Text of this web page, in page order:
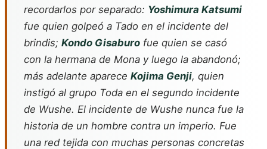
recordarlos por separado: Yoshimura Katsumi
fue quien golpeó a Tado en el incidente del
brindis; Kondo Gisaburo fue quien se casó
con la hermana de Mona y luego la abandonó;
más adelante aparece Kojima Genji, quien
instigó al grupo Toda en el segundo incidente
de Wushe. El incidente de Wushe nunca fue la
historia de un hombre contra un imperio. Fue
una red tejida con muchas personas concretas